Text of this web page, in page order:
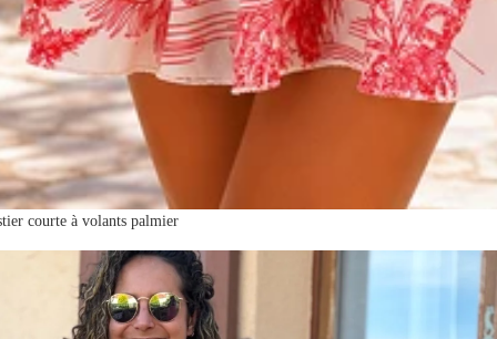
courte à volants palmier